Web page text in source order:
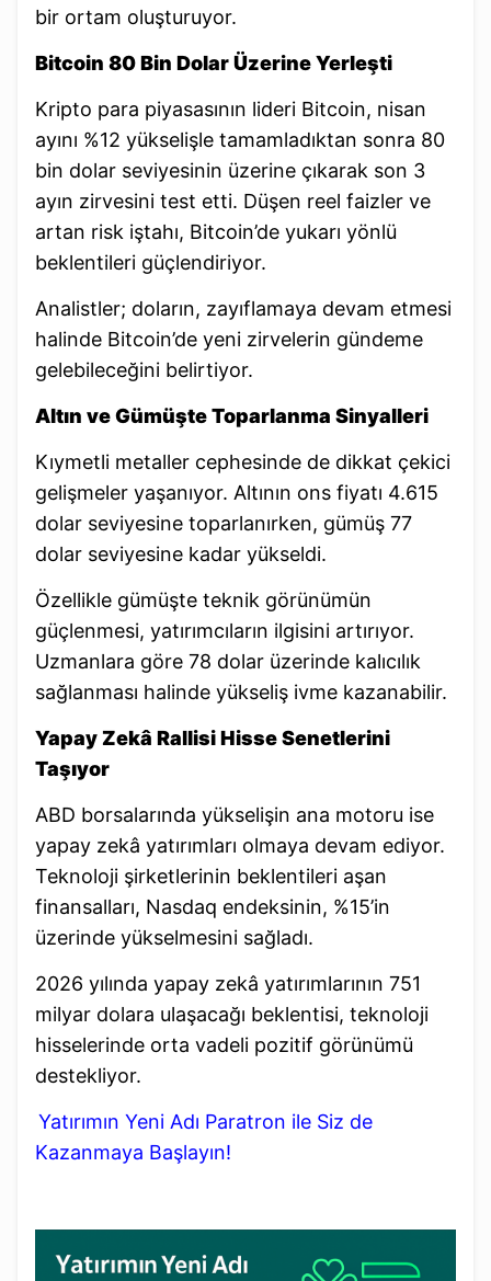
bir ortam oluşturuyor.
Bitcoin 80 Bin Dolar Üzerine Yerleşti
Kripto para piyasasının lideri Bitcoin, nisan
ayını %12 yükselişle tamamladıktan sonra 80
bin dolar seviyesinin üzerine çıkarak son 3
ayın zirvesini test etti. Düşen reel faizler ve
artan risk iştahı, Bitcoin’de yukarı yönlü
beklentileri güçlendiriyor.
Analistler; doların, zayıflamaya devam etmesi
halinde Bitcoin’de yeni zirvelerin gündeme
gelebileceğini belirtiyor.
Altın ve Gümüşte Toparlanma Sinyalleri
Kıymetli metaller cephesinde de dikkat çekici
gelişmeler yaşanıyor. Altının ons fiyatı 4.615
dolar seviyesine toparlanırken, gümüş 77
dolar seviyesine kadar yükseldi.
Özellikle gümüşte teknik görünümün
güçlenmesi, yatırımcıların ilgisini artırıyor.
Uzmanlara göre 78 dolar üzerinde kalıcılık
sağlanması halinde yükseliş ivme kazanabilir.
Yapay Zekâ Rallisi Hisse Senetlerini
Taşıyor
ABD borsalarında yükselişin ana motoru ise
yapay zekâ yatırımları olmaya devam ediyor.
Teknoloji şirketlerinin beklentileri aşan
finansalları, Nasdaq endeksinin, %15’in
üzerinde yükselmesini sağladı.
2026 yılında yapay zekâ yatırımlarının 751
milyar dolara ulaşacağı beklentisi, teknoloji
hisselerinde orta vadeli pozitif görünümü
destekliyor.
Yatırımın Yeni Adı Paratron ile Siz de
Kazanmaya Başlayın!